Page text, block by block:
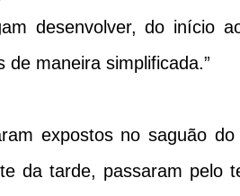
desenvolver, do início
de maneira simplificada.”
expostos no saguão
da tarde, passaram pelo